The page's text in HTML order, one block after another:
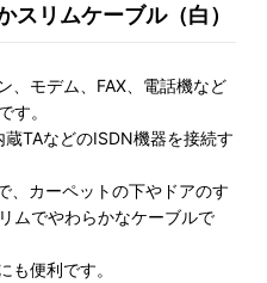
スリムケーブル（白）
、モデム、FAX、電話機など
す。
TAなどのISDN機器を接続す
、カーペットの下やドアのす
ムでやわらかなケーブルで
便利です。